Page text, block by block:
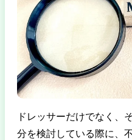
ドレッサーだけでなく、
分を検討している際に、